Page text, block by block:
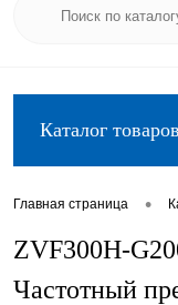
Каталог товаров
Главная страница •
ZVF300H-
Частотный